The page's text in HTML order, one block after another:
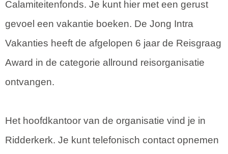
Calamiteitenfonds. Je kunt hier met een gerust
gevoel een vakantie boeken. De Jong Intra
Vakanties heeft de afgelopen 6 jaar de Reisgraag
Award in de categorie allround reisorganisatie
ontvangen.
Het hoofdkantoor van de organisatie vind je in
Ridderkerk. Je kunt telefonisch contact opnemen